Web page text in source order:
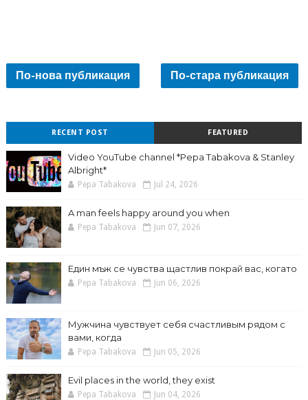
По-нова публикация По-стара публикация
RECENT POST FEATURED
Video YouTube channel *Pepa Tabakova & Stanley
Albright*
Pepa Tabakova Jul 24, 2026
A man feels happy around you when
Pepa Tabakova Jun 07, 2026
Един мъж се чувства щастлив покрай вас, когато
Pepa Tabakova Jun 06, 2026
Мужчина чувствует себя счастливым рядом с
вами, когда
Pepa Tabakova Jun 05, 2026
Evil places in the world, they exist
Pepa Tabakova Jun 04, 2026